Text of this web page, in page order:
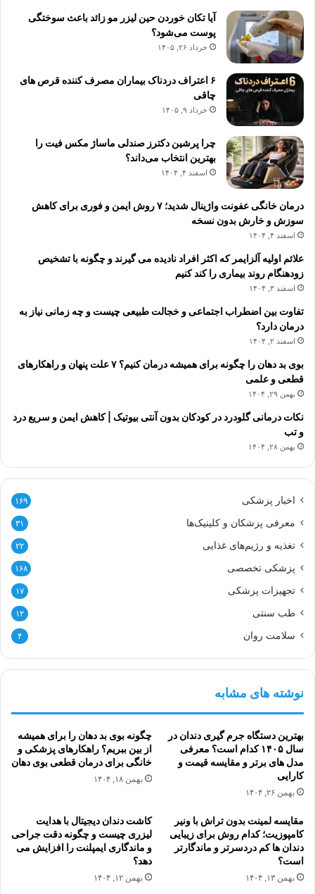
آیا تکان خوردن حین لیزر مو زائد باعث سوختگی
پوست می‌شود؟
خرداد ۲۶, ۱۴۰۵
۶ اعتراف دردناک بیماران مصرف کننده قرص های
چاقی
خرداد ۹, ۱۴۰۵
چرا پرشین دکترز صندلی ماساژ مکس فیت را
بهترین انتخاب می‌داند؟
اسفند ۴, ۱۴۰۴
درمان خانگی عفونت واژینال شدید؛ ۷ روش ایمن و فوری برای کاهش
سوزش و خارش بدون نسخه
اسفند ۴, ۱۴۰۴
علائم اولیه آلزایمر که اکثر افراد نادیده می گیرند و چگونه با تشخیص
زودهنگام روند بیماری را کند کنیم
اسفند ۳, ۱۴۰۴
تفاوت بین اضطراب اجتماعی و خجالت طبیعی چیست و چه زمانی نیاز به
درمان دارد؟
اسفند ۲, ۱۴۰۴
بوی بد دهان را چگونه برای همیشه درمان کنیم؟ ۷ علت پنهان و راهکارهای
قطعی و علمی
بهمن ۲۹, ۱۴۰۴
نکات درمانی گلودرد در کودکان بدون آنتی بیوتیک | کاهش ایمن و سریع درد
و تب
بهمن ۲۸, ۱۴۰۴
اخبار پزشکی ۱۶۹
معرفی پزشکان و کلینیک‌ها ۳۱
تغذیه و رژیم‌های غذایی ۲۲
پزشکی تخصصی ۱۶۸
تجهیزات پزشکی ۱۷
طب سنتی ۱۲
سلامت روان ۴
نوشته های مشابه
بهترین دستگاه جرم گیری دندان در
سال ۱۴۰۵ کدام است؟ معرفی
مدل های برتر و مقایسه قیمت و
کارایی
بهمن ۲۶, ۱۴۰۴
چگونه بوی بد دهان را برای همیشه
از بین ببریم؟ راهکارهای پزشکی و
خانگی برای درمان قطعی بوی دهان
بهمن ۱۸, ۱۴۰۴
مقایسه لمینت بدون تراش با ونیر
کامپوزیت؛ کدام روش برای زیبایی
دندان ها کم دردسرتر و ماندگارتر
است؟
بهمن ۱۳, ۱۴۰۴
کاشت دندان دیجیتال با هدایت
لیزری چیست و چگونه دقت جراحی
و ماندگاری ایمپلنت را افزایش می
دهد؟
بهمن ۱۲, ۱۴۰۴